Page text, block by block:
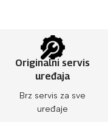
Originalni servis
uređaja
Brz servis za sve
uređaje